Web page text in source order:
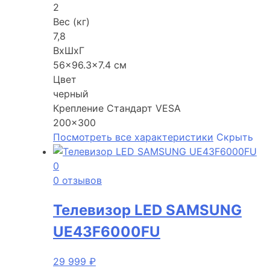
2
Вес (кг)
7,8
ВхШхГ
56×96.3×7.4 см
Цвет
черный
Крепление Стандарт VESA
200×300
Посмотреть все характеристики Скрыть
0
0 отзывов
Телевизор LED SAMSUNG
UE43F6000FU
29 999 ₽